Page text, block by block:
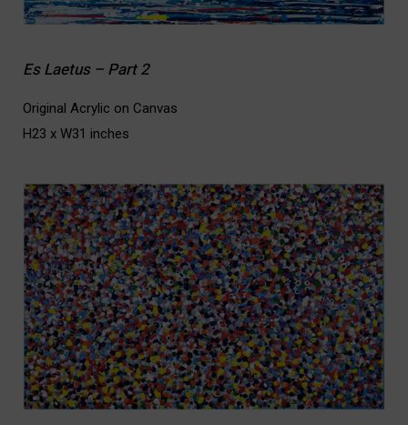
Es Laetus – Part 2
Original Acrylic on Canvas
H23 x W31 inches